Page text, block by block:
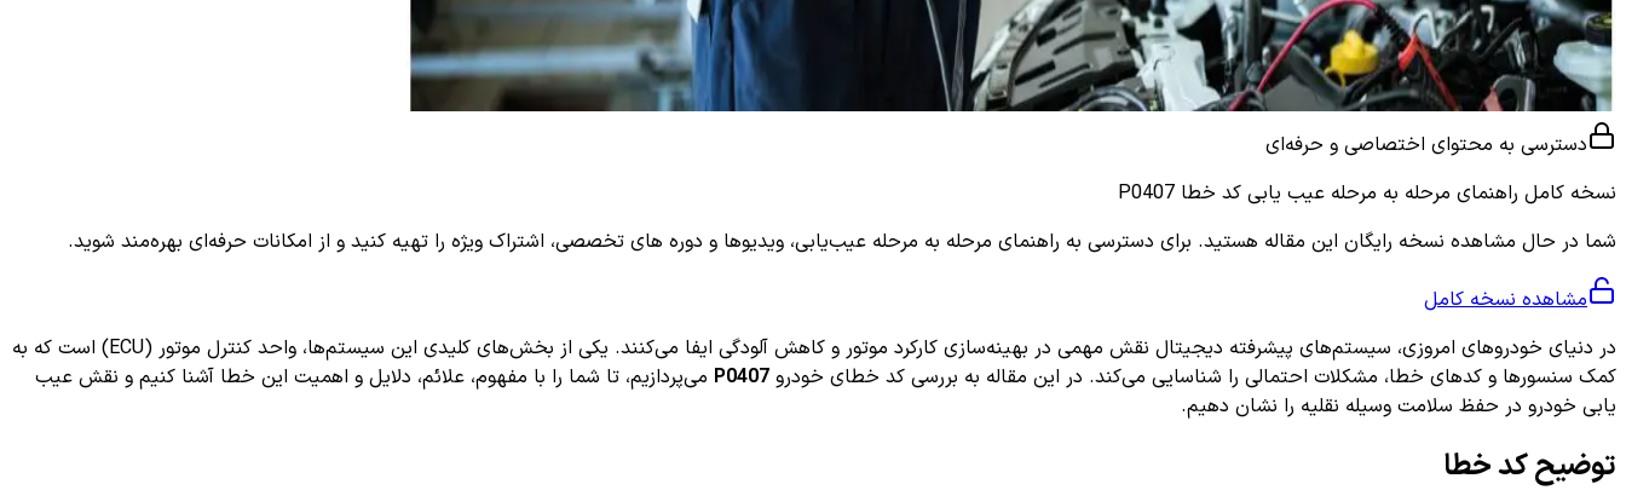
دسترسی به محتوای اختصاصی و حرفه‌ای
نسخه کامل راهنمای مرحله به مرحله عیب یابی کد خطا P0407
شما در حال مشاهده نسخه رایگان این مقاله هستید. برای دسترسی به راهنمای مرحله به مرحله عیب‌یابی، ویدیوها و دوره های تخصصی، اشتراک ویژه را تهیه کنید و از امکانات حرفه‌ای بهره‌مند شوید.
مشاهده نسخه کامل
در دنیای خودروهای امروزی، سیستم‌های پیشرفته دیجیتال نقش مهمی در بهینه‌سازی کارکرد موتور و کاهش آلودگی ایفا می‌کنند. یکی از بخش‌های کلیدی این سیستم‌ها، واحد کنترل موتور (ECU) است که به
کمک سنسورها و کدهای خطا، مشکلات احتمالی را شناسایی می‌کند. در این مقاله به بررسی کد خطای خودرو P0407 می‌پردازیم، تا شما را با مفهوم، علائم، دلایل و اهمیت این خطا آشنا کنیم و نقش عیب
یابی خودرو در حفظ سلامت وسیله نقلیه را نشان دهیم.
توضیح کد خطا